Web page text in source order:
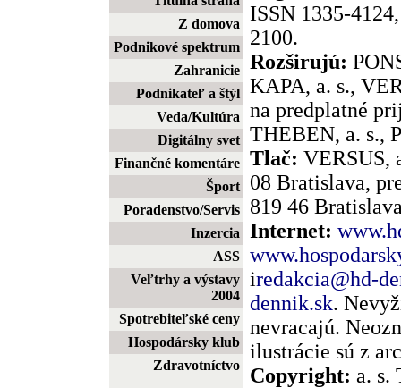
Z domova
Podnikové spektrum
Zahranicie
Podnikateľ a štýl
Veda/Kultúra
Digitálny svet
Finančné komentáre
Šport
Poradenstvo/Servis
Inzercia
ASS
Veľtrhy a výstavy
2004
Spotrebiteľské ceny
Hospodársky klub
Zdravotníctvo
ISSN 1335-
2100.
Rozširujú:
KAPA, a. s.,
na predplatné
THEBEN, a. s.,
Tlač: VERSUS,
08 Bratislava,
819 46
Internet:
iredakcia@hd-
dennik.sk.
nevracajú.
ilustrácie sú z
Copyright: a. s.